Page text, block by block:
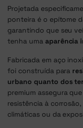
Projetada
ponteira é o epítome
garantindo que seu
tenha uma aparência
Fabricada em aço
foi construída para
urbano quanto dos
premium assegura
resistência à
climáticas ou da